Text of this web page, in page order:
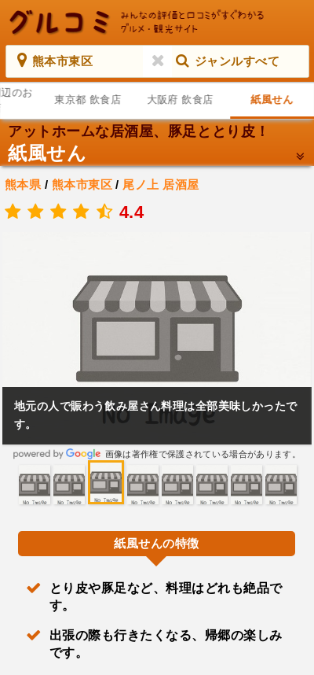
熊本市東区 ジャンルすべて
のお
東京都 飲食店 大阪府 飲食店 紙風せん
アットホームな居酒屋、豚足ととり皮！
紙風せん
熊本県 / 熊本市東区/ 尾ノ上 居酒屋
4.4
地元の人で賑わう飲み屋さん料理は全部美味しかったで
す。
画像は著作権で保護されている場合があります。
紙風せんの特徴
とり皮や豚足など、料理はどれも絶品で
す。
出張の際も行きたくなる、帰郷の楽しみ
です。